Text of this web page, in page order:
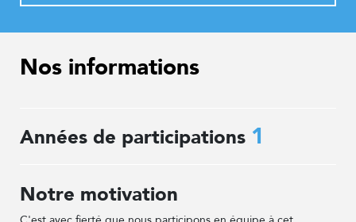
Nos informations
Années de participations 1
Notre motivation